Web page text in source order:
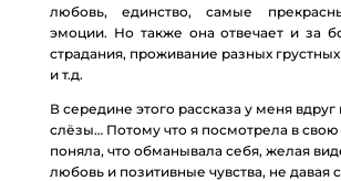
любовь, единство, самые
эмоции. Но также она отвечает и за
страдания, проживание разных грустных
и т.д.
В середине этого рассказа у меня
слёзы… Потому что я посмотрела в свою
поняла, что обманывала себя, желая
любовь и позитивные чувства, не давая